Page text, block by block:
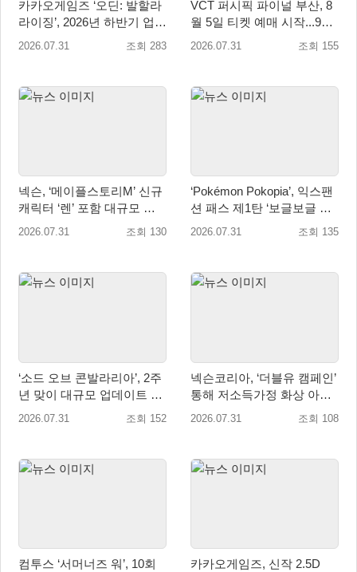
카카오게임즈 ‘오딘: 발할라
라이징’, 2026년 하반기 업데
이트 미리보기 공개
2026.07.31 조회 283
VCT 퍼시픽 파이널 부산, 8
월 5일 티켓 예매 시작...9월
4일 사직실내체육관서 개최
2026.07.31 조회 155
넥슨, ‘메이플스토리M’ 신규
캐릭터 ‘렌’ 포함 대규모 업
데이트 적용
2026.07.31 조회 130
‘Pokémon Pokopia’, 익스팬
션 패스 제1탄 ‘보글보글 해
저 마을’ 오는 8월 5일 배포
2026.07.31 조회 135
‘소드 오브 콘발라리아’, 2주
년 맞이 대규모 업데이트 8
월 1일 진행
2026.07.31 조회 152
넥슨코리아, ‘더블유 캠페인’
통해 저소득가정 화상 아동
치료비 8,800만원 전달
2026.07.31 조회 108
컴투스 ‘서머너즈 워’, 10회
카카오게임즈, 신작 2.5D